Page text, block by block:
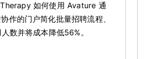
如何使用 Avature 通
作的门户简化批量招聘流程、
数并将成本降低56%。